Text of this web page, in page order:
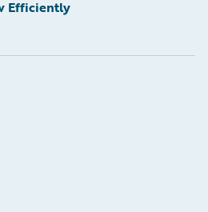
Efficiently